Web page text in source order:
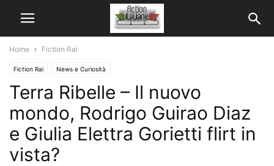
Home Fiction Rai
Fiction Rai News e Curiosità
Terra Ribelle – Il nuovo
mondo, Rodrigo Guirao Diaz
e Giulia Elettra Gorietti flirt in
vista?